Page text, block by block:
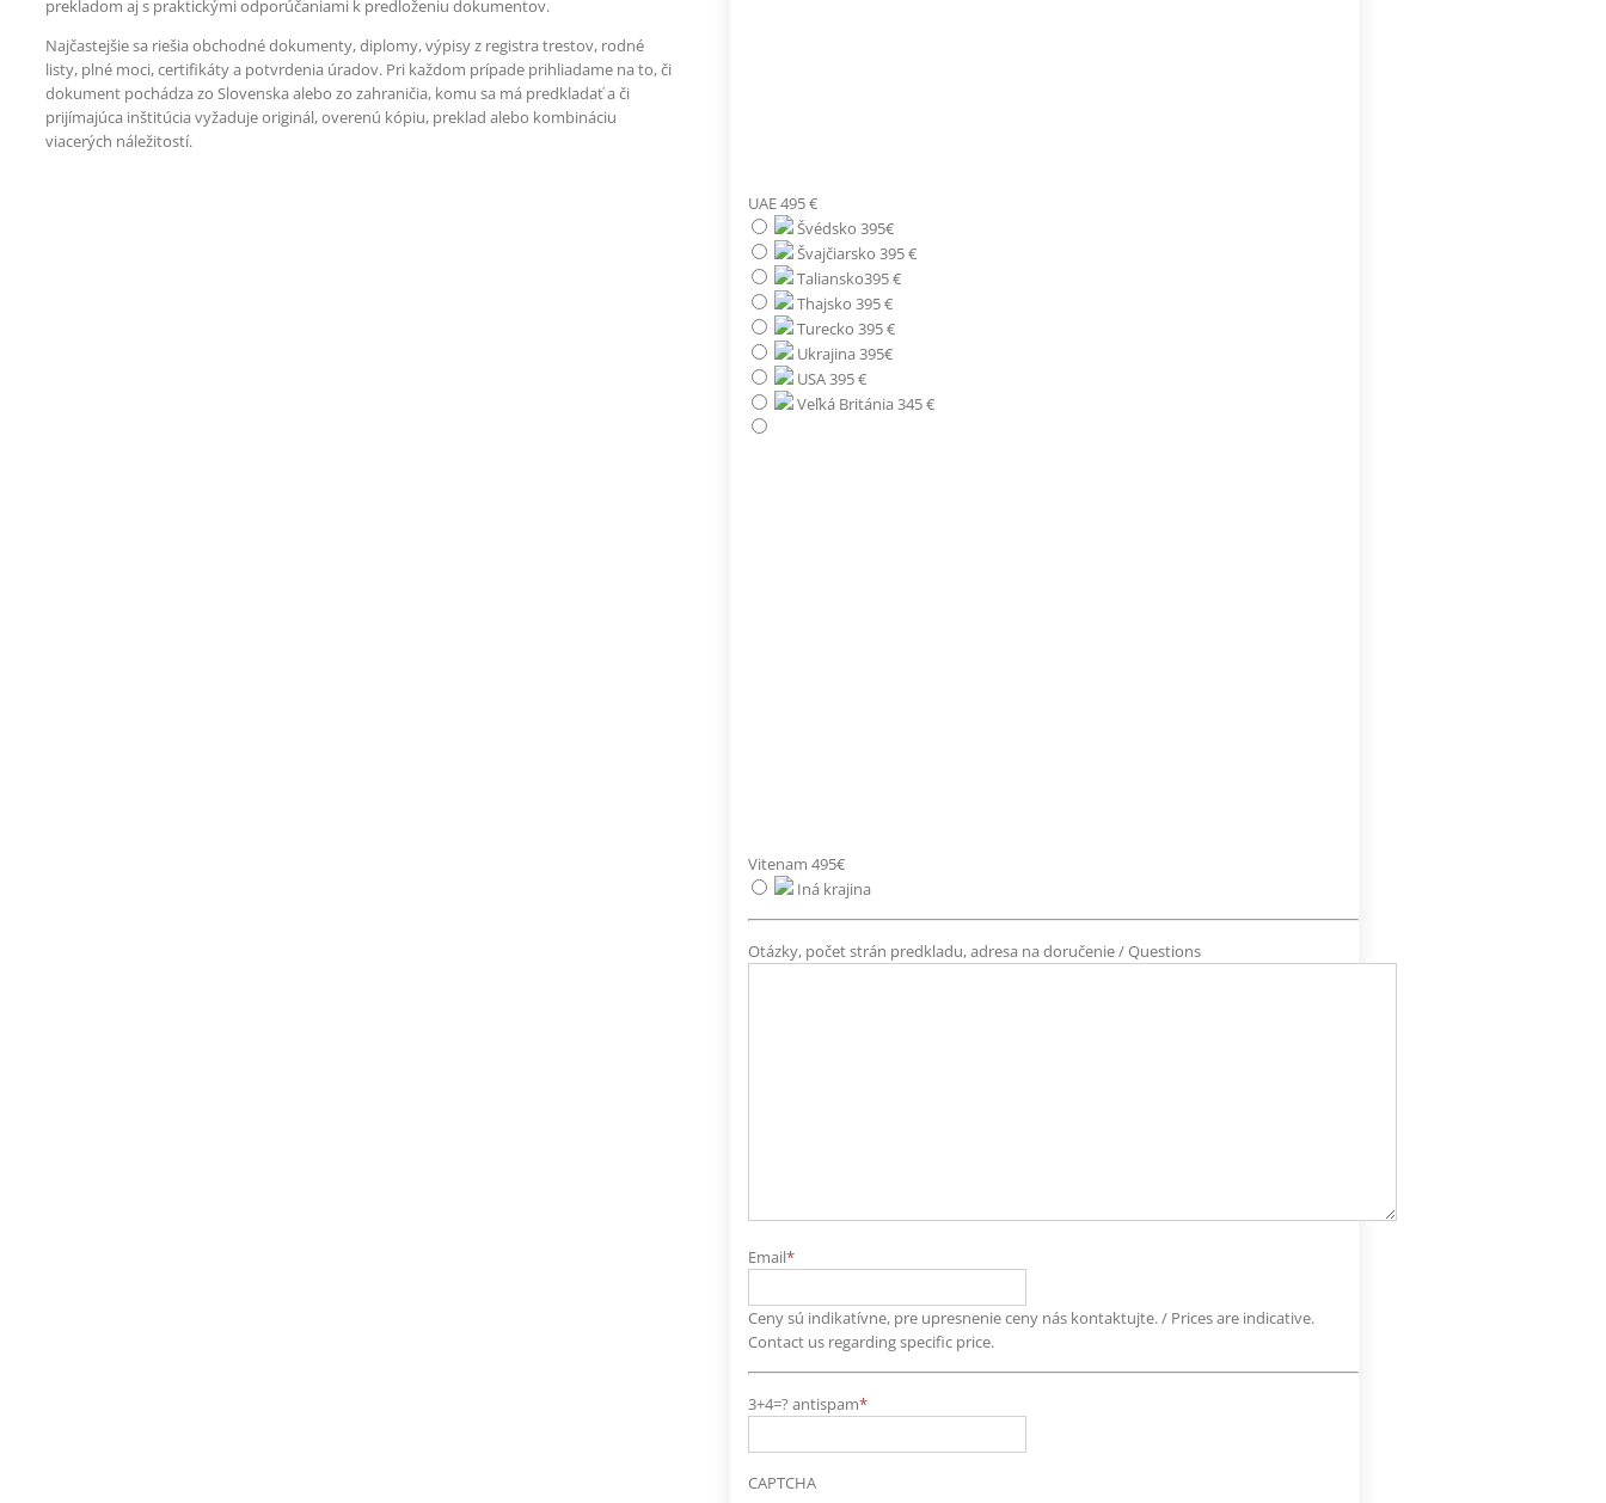
prekladom aj s praktickými odporúčaniami k predloženiu dokumentov.
Najčastejšie sa riešia obchodné dokumenty, diplomy, výpisy z registra trestov, rodné
listy, plné moci, certifikáty a potvrdenia úradov. Pri každom prípade prihliadame na to, či
dokument pochádza zo Slovenska alebo zo zahraničia, komu sa má predkladať a či
prijímajúca inštitúcia vyžaduje originál, overenú kópiu, preklad alebo kombináciu
viacerých náležitostí.
UAE 495 €
Švédsko 395€
Švajčiarsko 395 €
Taliansko395 €
Thajsko 395 €
Turecko 395 €
Ukrajina 395€
USA 395 €
Veľká Británia 345 €
Vitenam 495€
Iná krajina
Otázky, počet strán predkladu, adresa na doručenie / Questions
Email*
Ceny sú indikatívne, pre upresnenie ceny nás kontaktujte. / Prices are indicative.
Contact us regarding specific price.
3+4=? antispam*
CAPTCHA